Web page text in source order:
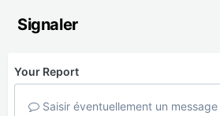
Signaler
Your Report
Saisir éventuellement un